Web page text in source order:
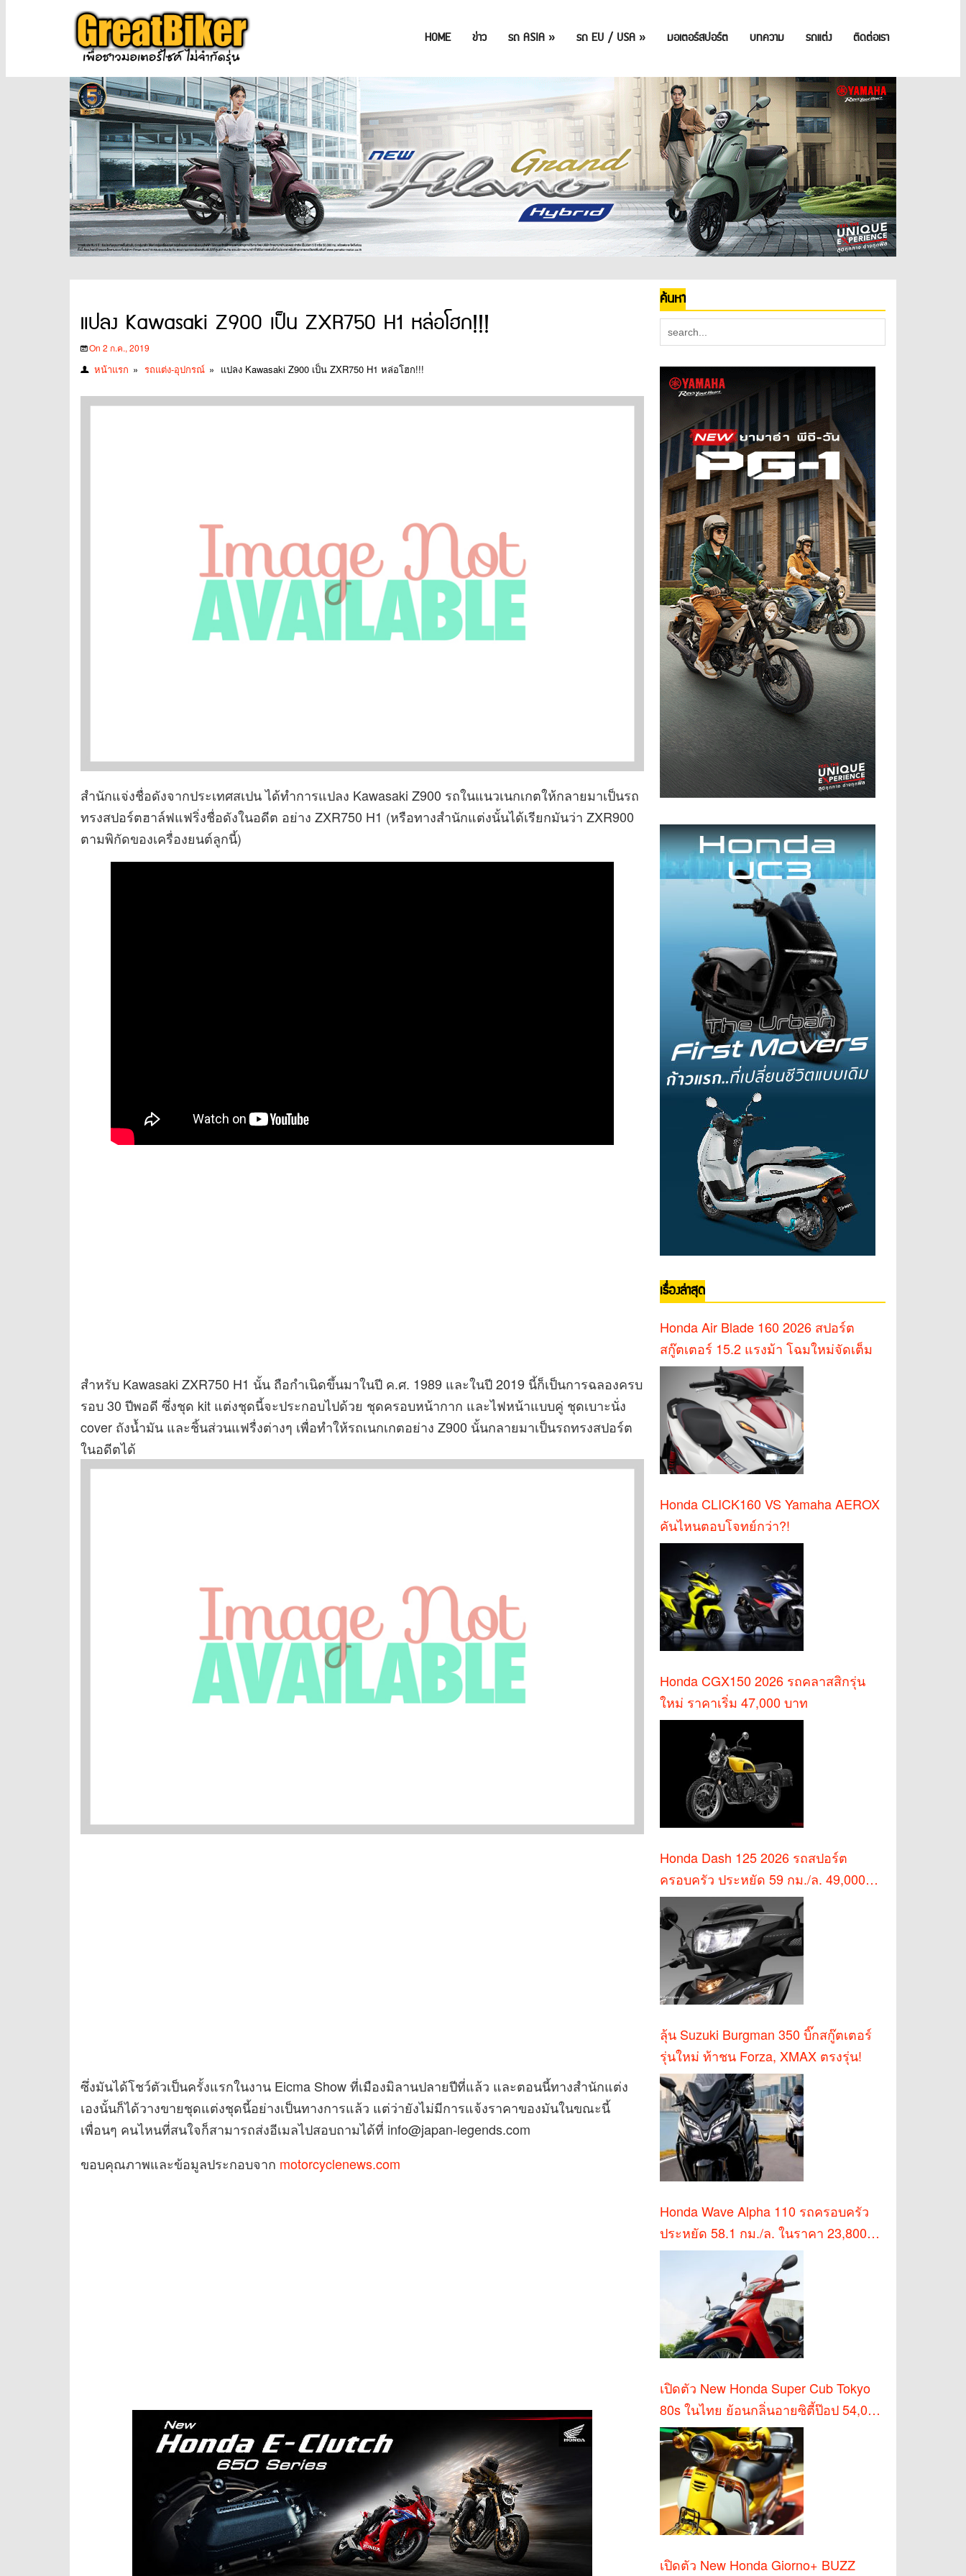
HOME ข่าว รถ ASIA » รถ EU / USA » มอเตอร์สปอร์ต บทความ รถแต่ง ติดต่อเรา
แปลง Kawasaki Z900 เป็น ZXR750 H1 หล่อโฮก!!!
On 2 ก.ค., 2019
หน้าแรก » รถแต่ง-อุปกรณ์ » แปลง Kawasaki Z900 เป็น ZXR750 H1 หล่อโฮก!!!
สำนักแจ่งชื่อดังจากประเทศสเปน ได้ทำการแปลง Kawasaki Z900 รถในแนวเนกเกตให้กลายมาเป็นรถ
ทรงสปอร์ตฮาล์ฟแฟริ่งชื่อดังในอดีต อย่าง ZXR750 H1 (หรือทางสำนักแต่งนั้นได้เรียกมันว่า ZXR900
ตามพิกัดของเครื่องยนต์ลูกนี้)
สำหรับ Kawasaki ZXR750 H1 นั้น ถือกำเนิดขึ้นมาในปี ค.ศ. 1989 และในปี 2019 นี้ก็เป็นการฉลองครบ
รอบ 30 ปีพอดี ซึ่งชุด kit แต่งชุดนี้จะประกอบไปด้วย ชุดครอบหน้ากาก และไฟหน้าแบบคู่ ชุดเบาะนั่ง
cover ถังน้ำมัน และชิ้นส่วนแฟรื่งต่างๆ เพื่อทำให้รถเนกเกตอย่าง Z900 นั้นกลายมาเป็นรถทรงสปอร์ต
ในอดีตได้
ซึ่งมันได้โชว์ตัวเป็นครั้งแรกในงาน Eicma Show ที่เมืองมิลานปลายปีที่แล้ว และตอนนี้ทางสำนักแต่ง
เองนั้นก็ได้วางขายชุดแต่งชุดนี้อย่างเป็นทางการแล้ว แต่ว่ายังไม่มีการแจ้งราคาของมันในขณะนี้
เพื่อนๆ คนไหนที่สนใจก็สามารถส่งอีเมลไปสอบถามได้ที่ info@japan-legends.com
ขอบคุณภาพและข้อมูลประกอบจาก motorcyclenews.com
ค้นหา
เรื่องล่าสุด
Honda Air Blade 160 2026 สปอร์ต
สกู๊ตเตอร์ 15.2 แรงม้า โฉมใหม่จัดเต็ม
Honda CLICK160 VS Yamaha AEROX
คันไหนตอบโจทย์กว่า?!
Honda CGX150 2026 รถคลาสสิกรุ่น
ใหม่ ราคาเริ่ม 47,000 บาท
Honda Dash 125 2026 รถสปอร์ต
ครอบครัว ประหยัด 59 กม./ล. 49,000
บาท
ลุ้น Suzuki Burgman 350 บิ๊กสกู๊ตเตอร์
รุ่นใหม่ ท้าชน Forza, XMAX ตรงรุ่น!
Honda Wave Alpha 110 รถครอบครัว
ประหยัด 58.1 กม./ล. ในราคา 23,800
บาท
เปิดตัว New Honda Super Cub Tokyo
80s ในไทย ย้อนกลิ่นอายซิตี้ป๊อป 54,000
บาท
เปิดตัว New Honda Giorno+ BUZZ